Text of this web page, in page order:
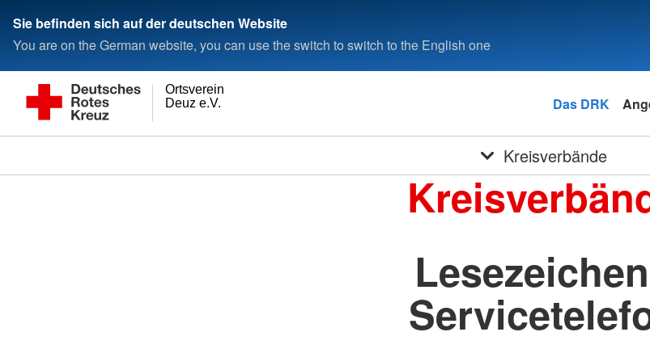
Sie befinden sich auf der deutschen Website
You are on the German website, you can use the switch to switch to the English one
Deuz e.V.
Ortsverein
Das DRK
Kreisverbände